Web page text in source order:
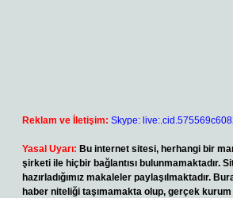
Reklam ve İletişim: Skype:
Yasal Uyarı: Bu internet sitesi, herhangi bir
şirketi ile hiçbir bağlantısı bulunmamaktadır.
hazırladığımız makaleler paylaşılmaktadır.
haber niteliği taşımamakta olup, gerçek